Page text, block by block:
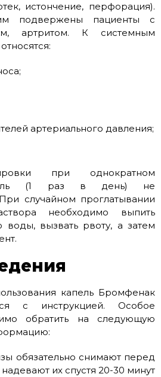
истончение, перфорация).
подвержены пациенты с
артритом. К системным
артериального давления;
при однократном
(1 раз в день) не
случайном проглатывании
необходимо выпить
воды, вызвать рвоту, а затем
капель Бромфенак
с инструкцией. Особое
обратить на следующую
обязательно снимают перед
их спустя 20-30 минут